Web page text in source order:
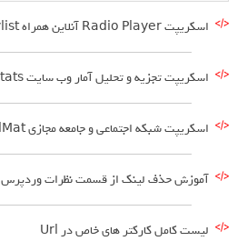
اسکریپت Radio Player آنلاین همراه Playlist نسخه 1.5
اسکریپت تجزیه و تحلیل آمار وب سایت JawStats
اسکریپت شبکه اجتماعی و جامعه مجازی SocialMat
آموزش حذف لینک از قسمت نظرات وردپرس
لیست کامل کارکتر های خاص در Url